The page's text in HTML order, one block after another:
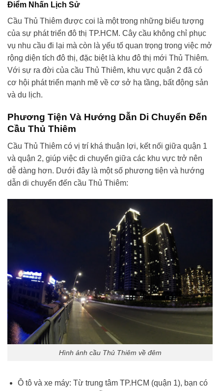
Điểm Nhấn Lịch Sử
Cầu Thủ Thiêm được coi là một trong những biểu tượng
của sự phát triển đô thị TP.HCM. Cây cầu không chỉ phục
vụ nhu cầu đi lại mà còn là yếu tố quan trọng trong việc mở
rộng diện tích đô thị, đặc biệt là khu đô thị mới Thủ Thiêm.
Với sự ra đời của cầu Thủ Thiêm, khu vực quận 2 đã có
cơ hội phát triển mạnh mẽ về cơ sở hạ tầng, bất động sản
và du lịch.
Phương Tiện Và Hướng Dẫn Di Chuyển Đến
Cầu Thủ Thiêm
Cầu Thủ Thiêm có vị trí khá thuận lợi, kết nối giữa quận 1
và quận 2, giúp việc di chuyển giữa các khu vực trở nên
dễ dàng hơn. Dưới đây là một số phương tiện và hướng
dẫn di chuyển đến cầu Thủ Thiêm:
Hình ảnh cầu Thủ Thiêm về đêm
Ô tô và xe máy: Từ trung tâm TP.HCM (quận 1), bạn có